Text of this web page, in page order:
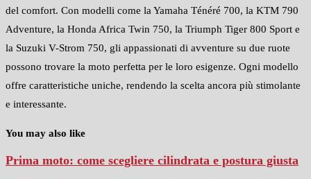
del comfort. Con modelli come la Yamaha Ténéré 700, la KTM 790
Adventure, la Honda Africa Twin 750, la Triumph Tiger 800 Sport e
la Suzuki V-Strom 750, gli appassionati di avventure su due ruote
possono trovare la moto perfetta per le loro esigenze. Ogni modello
offre caratteristiche uniche, rendendo la scelta ancora più stimolante
e interessante.
You may also like
Prima moto: come scegliere cilindrata e postura giusta